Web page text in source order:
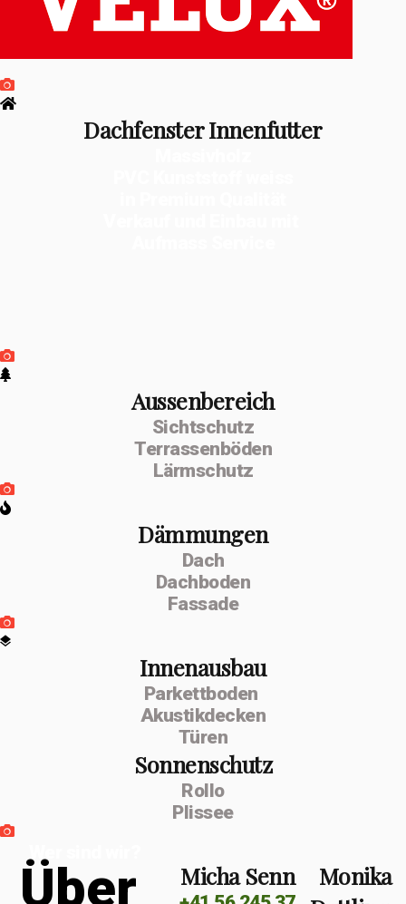
Dachfenster Innenfutter
Aussenbereich
Sichtschutz
Terrassenböden
Lärmschutz
Dämmungen
Dach
Dachboden
Fassade
Innenausbau
Parkettboden
Akustikdecken
Türen
Sonnenschutz
Rollo
Plissee
Über Micha Senn
Monika